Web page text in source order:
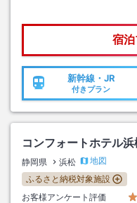
宿
新幹線・JR
付きプラン
コンフォートホテル浜
静岡県 浜松
地図
ふるさと納税対象施設
お客様アンケート評価